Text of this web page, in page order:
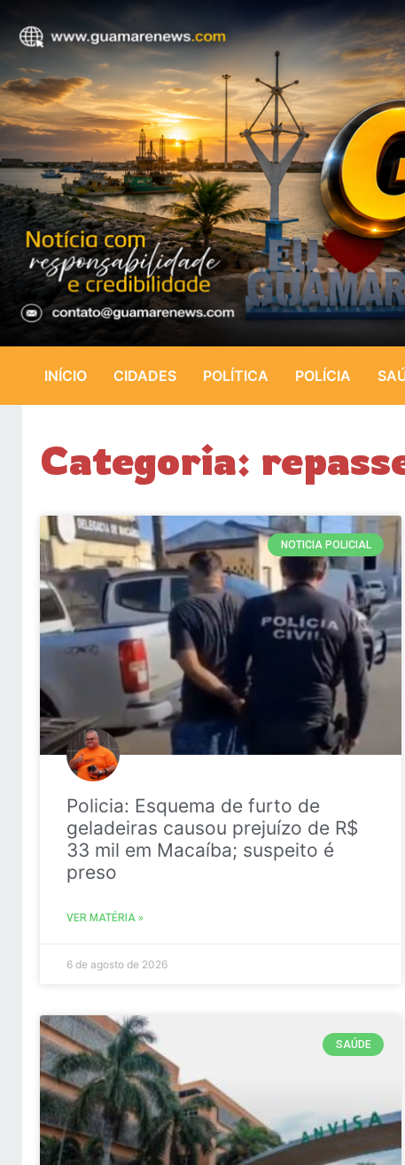
INÍCIO CIDADES POLÍTICA POLÍCIA
Categoria:
NOTICIA POLICIAL
Policia: Esquema de furto de
geladeiras causou prejuízo de R$
33 mil em Macaíba; suspeito é
preso
VER MATÉRIA »
6 de agosto de 2026
SAÚDE